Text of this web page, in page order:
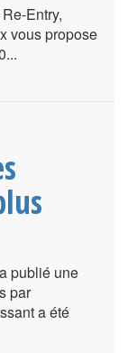
Entry,
vous propose
publié une
par
a été